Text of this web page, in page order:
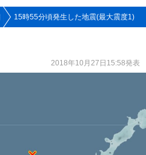
15時55分頃発生した地震(最大震度1)
2018年10月27日15:58発表